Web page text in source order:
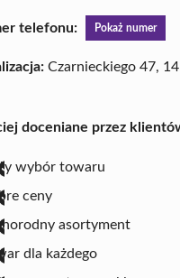
telefonu: Pokaż numer
Czarnieckiego 47,
doceniane przez
wybór towaru
ceny
asortyment
dla każdego